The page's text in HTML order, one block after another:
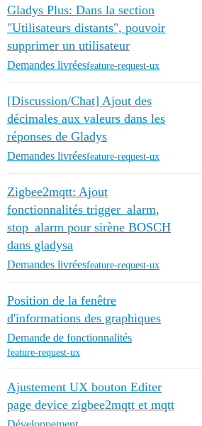
Gladys Plus: Dans la section
"Utilisateurs distants", pouvoir
supprimer un utilisateur
Demandes livréesfeature-request-ux
[Discussion/Chat] Ajout des
décimales aux valeurs dans les
réponses de Gladys
Demandes livréesfeature-request-ux
Zigbee2mqtt: Ajout
fonctionnalités trigger_alarm,
stop_alarm pour sirène BOSCH
dans gladysa
Demandes livréesfeature-request-ux
Position de la fenêtre
d'informations des graphiques
Demande de fonctionnalités
feature-request-ux
Ajustement UX bouton Editer
page device zigbee2mqtt et mqtt